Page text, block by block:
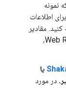
نمونه
اطلاعات
کنید. مقادیر
پیش‌فرض تعیین‌شده توسط Web Receiver SDK،
یا
در مورد